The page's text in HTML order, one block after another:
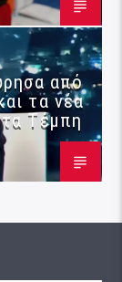
από
τα νέα
τα Τέμπη